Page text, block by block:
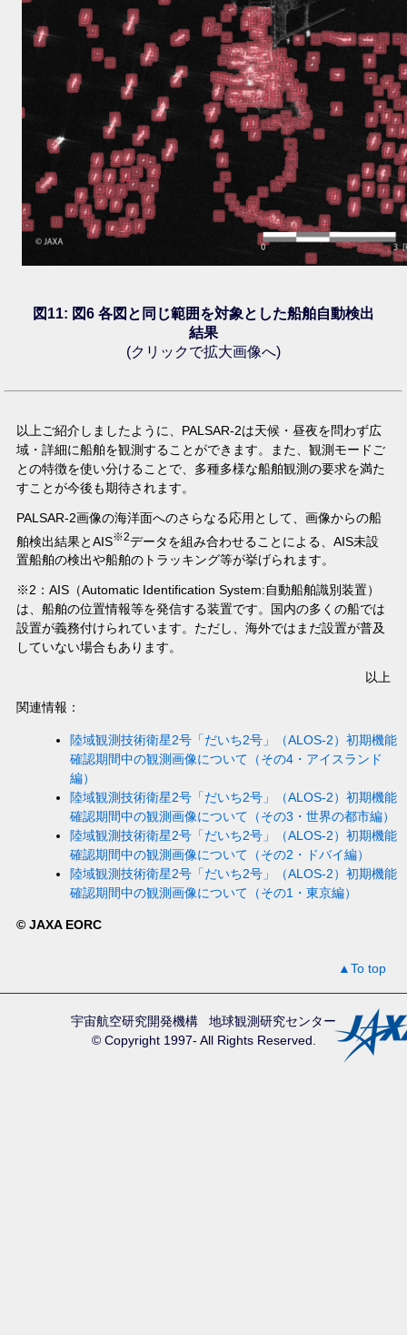
図11: 図6 各図と同じ範囲を対象とした船舶自動検出
結果
(クリックで拡大画像へ)
以上ご紹介しましたように、PALSAR-2は天候・昼夜を問わず広
域・詳細に船舶を観測することができます。また、観測モードご
との特徴を使い分けることで、多種多様な船舶観測の要求を満た
すことが今後も期待されます。
PALSAR-2画像の海洋面へのさらなる応用として、画像からの船
舶検出結果とAIS※2データを組み合わせることによる、AIS未設
置船舶の検出や船舶のトラッキング等が挙げられます。
※2：AIS（Automatic Identification System:自動船舶識別装置）
は、船舶の位置情報等を発信する装置です。国内の多くの船では
設置が義務付けられています。ただし、海外ではまだ設置が普及
していない場合もあります。
以上
関連情報：
陸域観測技術衛星2号「だいち2号」（ALOS-2）初期機能
確認期間中の観測画像について（その4・アイスランド
編）
陸域観測技術衛星2号「だいち2号」（ALOS-2）初期機能
確認期間中の観測画像について（その3・世界の都市編）
陸域観測技術衛星2号「だいち2号」（ALOS-2）初期機能
確認期間中の観測画像について（その2・ドバイ編）
陸域観測技術衛星2号「だいち2号」（ALOS-2）初期機能
確認期間中の観測画像について（その1・東京編）
© JAXA EORC
▲To top
宇宙航空研究開発機構
地球観測研究センター
© Copyright 1997- All Rights Reserved.